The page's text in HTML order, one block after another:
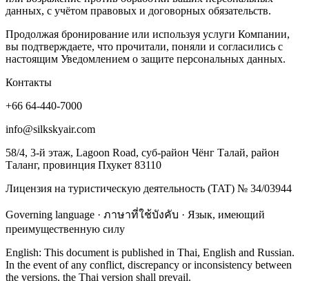
данных, с учётом правовых и договорных обязательств.
Продолжая бронирование или используя услуги Компании,
вы подтверждаете, что прочитали, поняли и согласились с
настоящим Уведомлением о защите персональных данных.
Контакты
+66 64-440-7000
info@silkskyair.com
58/4, 3-й этаж, Lagoon Road, суб-район Чёнг Талай, район
Таланг, провинция Пхукет 83110
Лицензия на туристическую деятельность (TAT) № 34/03944
Governing language · ภาษาที่ใช้บังคับ · Язык, имеющий
преимущественную силу
English: This document is published in Thai, English and Russian.
In the event of any conflict, discrepancy or inconsistency between
the versions, the Thai version shall prevail.